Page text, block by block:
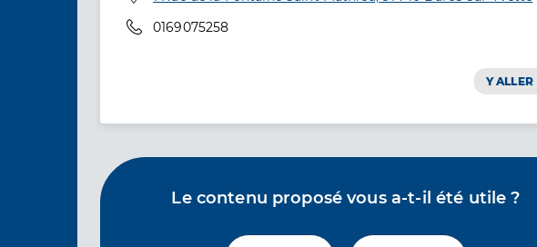
Téléphone
0169075258
Y ALLER
Le contenu proposé vous a-t-il été utile ?